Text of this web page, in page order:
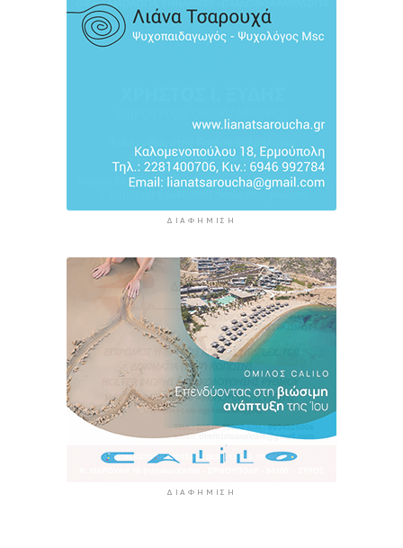
Στενών του Ορμούζ δεν σχετίζεται με τις
διαπραγματεύσεις Τεχεράνης και Ομάν
3 ώρες 38 λεπτά πρίν
ΔΙΑΦΉΜΙΣΗ
ΔΙΑΦΉΜΙΣΗ